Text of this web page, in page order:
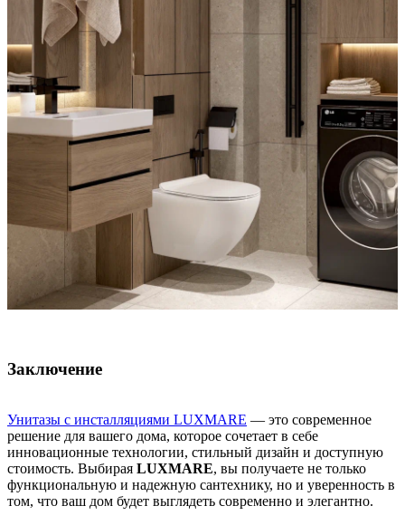
Заключение
Унитазы с инсталляциями LUXMARE — это современное
решение для вашего дома, которое сочетает в себе
инновационные технологии, стильный дизайн и доступную
стоимость. Выбирая LUXMARE, вы получаете не только
функциональную и надежную сантехнику, но и уверенность в
том, что ваш дом будет выглядеть современно и элегантно.